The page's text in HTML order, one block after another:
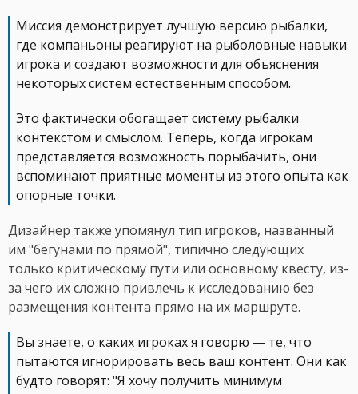
Миссия демонстрирует лучшую версию рыбалки,
где компаньоны реагируют на рыболовные навыки
игрока и создают возможности для объяснения
некоторых систем естественным способом.
Это фактически обогащает систему рыбалки
контекстом и смыслом. Теперь, когда игрокам
представляется возможность порыбачить, они
вспоминают приятные моменты из этого опыта как
опорные точки.
Дизайнер также упомянул тип игроков, названный
им "бегунами по прямой", типично следующих
только критическому пути или основному квесту, из-
за чего их сложно привлечь к исследованию без
размещения контента прямо на их маршруте.
Вы знаете, о каких игроках я говорю — те, что
пытаются игнорировать весь ваш контент. Они как
будто говорят: "Я хочу получить минимум